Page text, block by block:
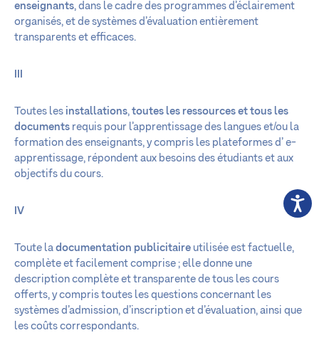
enseignants, dans le cadre des programmes d’éclairement
organisés, et de systèmes d’évaluation entièrement
transparents et efficaces.
Toutes les installations, toutes les ressources et tous les
documents requis pour l’apprentissage des langues et/ou la
formation des enseignants, y compris les plateformes d’ e-
apprentissage, répondent aux besoins des étudiants et aux
objectifs du cours.
IV
Toute la documentation publicitaire utilisée est factuelle,
complète et facilement comprise ; elle donne une
description complète et transparente de tous les cours
offerts, y compris toutes les questions concernant les
systèmes d’admission, d’inscription et d’évaluation, ainsi que
les coûts correspondants.